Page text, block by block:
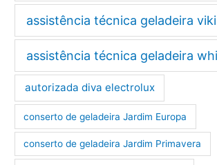
assistência técnica geladeira
assistência técnica geladeira
autorizada diva electrolux
conserto de geladeira Jardim Europa
conserto de geladeira Jardim Primavera